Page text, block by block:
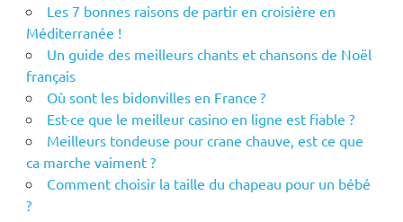
Les 7 bonnes raisons de partir en croisière en
Méditerranée !
Un guide des meilleurs chants et chansons de Noël
français
Où sont les bidonvilles en France ?
Est-ce que le meilleur casino en ligne est fiable ?
Meilleurs tondeuse pour crane chauve, est ce que
ca marche vaiment ?
Comment choisir la taille du chapeau pour un bébé
?